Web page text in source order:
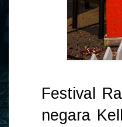
Festival
negara